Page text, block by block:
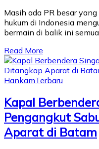
Masih ada PR besar
hukum di Indonesia
bermain di balik ini semua.
Read More
HankamTerbaru
Kapal
Pengangkut
Aparat di Batam